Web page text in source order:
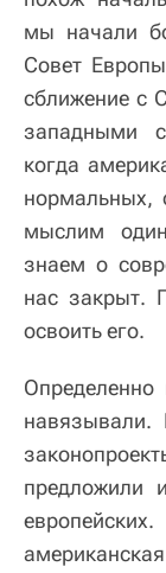
мы начали
Совет
сближение с
западными
когда
нормальных,
мыслим
знаем о
нас закрыт.
освоить его.
предложили